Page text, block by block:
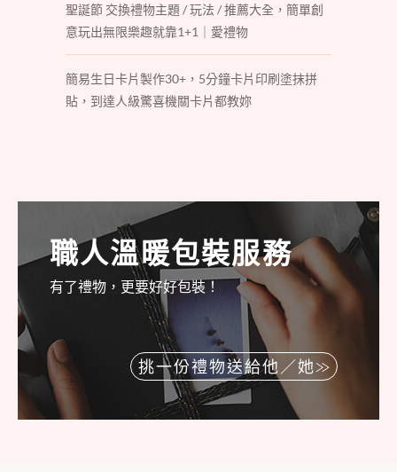
聖誕節 交換禮物主題 / 玩法 / 推薦大全，簡單創
意玩出無限樂趣就靠1+1｜愛禮物
簡易生日卡片製作30+，5分鐘卡片印刷塗抹拼
貼，到達人級驚喜機關卡片都教妳
職人溫暖包裝服務
有了禮物，更要好好包裝！
挑一份禮物送給他／她